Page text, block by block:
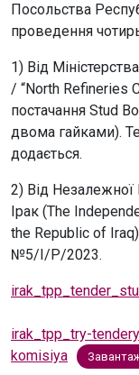
Посольства
проведення
1) Від
/ “North Refineries
постачання Stud
двома гайками).
додається.
2) Від Незалежної
Ірак (The
the Republic of Iraq)
№5/I/P/2023.
irak_tpp_try-
komisiya